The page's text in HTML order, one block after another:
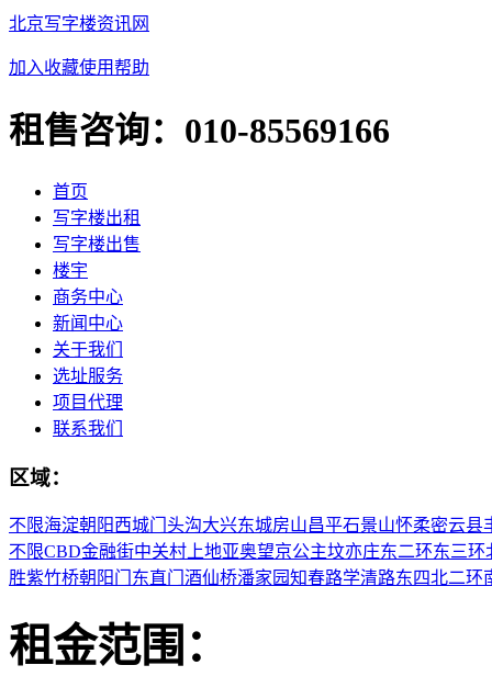
北京写字楼资讯网
加入收藏使用帮助
租售咨询： 010-85569166
首页
写字楼出租
写字楼出售
楼宇
商务中心
新闻中心
关于我们
选址服务
项目代理
联系我们
区域：
不限海淀朝阳西城门头沟大兴东城房山昌平石景山怀柔密云县
不限CBD金融街中关村 上地亚奥望京公主坟亦庄东二环东三环
胜紫竹桥朝阳门 东直门 酒仙桥潘家园知春路学清路东四北二环
租金范围：